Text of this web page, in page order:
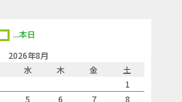
...本日
2026年8月
水 木 金
土
1
5 6 7 8